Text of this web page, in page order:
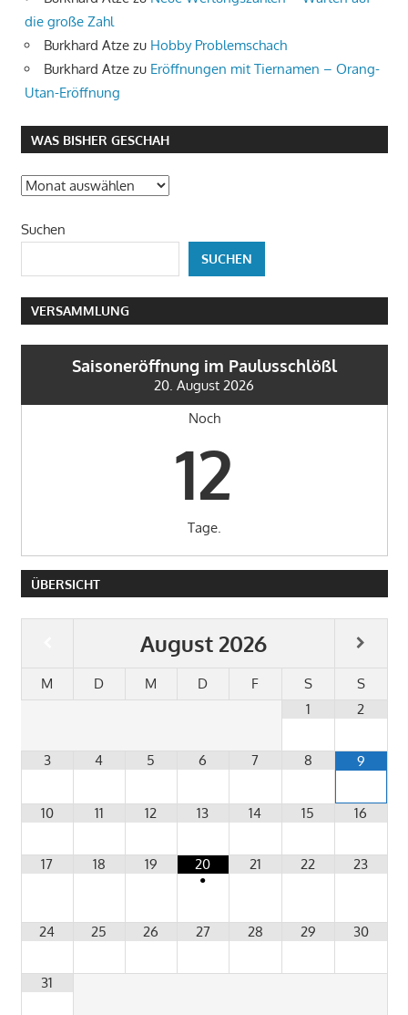
die große Zahl
Burkhard Atze zu Hobby Problemschach
Burkhard Atze zu Eröffnungen mit Tiernamen – Orang-
Utan-Eröffnung
WAS BISHER GESCHAH
Was
geschah
Suchen
SUCHEN
VERSAMMLUNG
Saisoneröffnung im Paulusschlößl
20. August 2026
Noch
12
Tage.
ÜBERSICHT
August 2026
M D M D F S
S
1
2
3 4 5 6 7 8 9
10 11 12 13 14 15 16
17 18 19
20
•
21 22 23
24 25 26 27 28 29 30
31